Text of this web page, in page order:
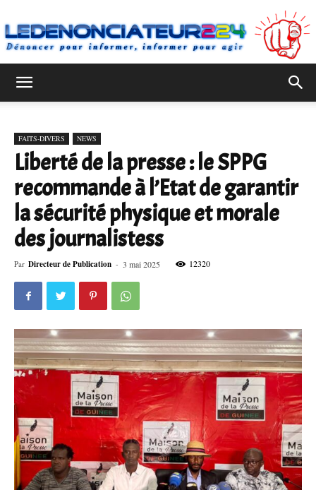
FAITS-DIVERS NEWS
Liberté de la presse : le SPPG
recommande à l’Etat de garantir
la sécurité physique et morale
des journalistess
Par Directeur de Publication - 3 mai 2025 12320